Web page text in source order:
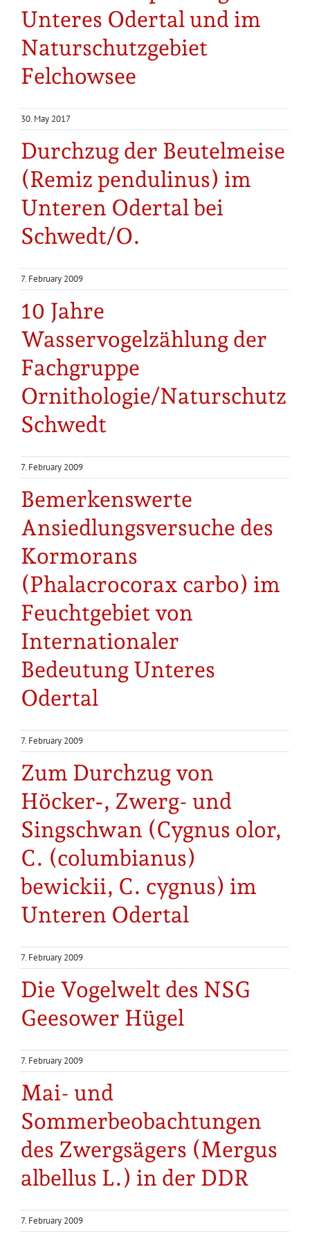
Unteres Odertal und im
Naturschutzgebiet
Felchowsee
30. May 2017
Durchzug der Beutelmeise
(Remiz pendulinus) im
Unteren Odertal bei
Schwedt/O.
7. February 2009
10 Jahre
Wasservogelzählung der
Fachgruppe
Ornithologie/Naturschutz
Schwedt
7. February 2009
Bemerkenswerte
Ansiedlungsversuche des
Kormorans
(Phalacrocorax carbo) im
Feuchtgebiet von
Internationaler
Bedeutung Unteres
Odertal
7. February 2009
Zum Durchzug von
Höcker‑, Zwerg- und
Singschwan (Cygnus olor,
C. (columbianus)
bewickii, C. cygnus) im
Unteren Odertal
7. February 2009
Die Vogelwelt des NSG
Geesower Hügel
7. February 2009
Mai- und
Sommerbeobachtungen
des Zwergsägers (Mergus
albellus L.) in der DDR
7. February 2009